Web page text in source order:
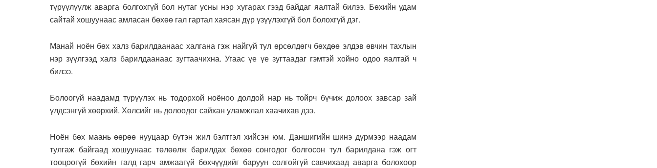
түрүүлүүлж аварга болгохгүй бол нутаг усны нэр хугарах гээд байдаг яалтай билээ. Бөхийн удам
сайтай хошуунаас амласан бөхөө гал гартал хаясан дүр үзүүлэхгүй бол болохгүй дэг.
Манай ноён бөх халз барилдаанаас халгана гэж найгүй тул өрсөлдөгч бөхдөө элдэв өвчин тахлын
нэр зүүлгээд халз барилдаанаас зугтаачихна. Угаас үе үе зугтаадаг гэмтэй хойно одоо яалтай ч
билээ.
Болоогүй наадамд түрүүлэх нь тодорхой ноёноо долдой нар нь тойрч бүчиж долоох завсар зай
үлдсэнгүй хөөрхий. Хөлсийг нь долоодог сайхан уламжлал хаачихав дээ.
Ноён бөх маань өөрөө нууцаар бүтэн жил бэлтгэл хийсэн юм. Даншигийн шинэ дүрмээр наадам
тулгаж байгаад хошуунаас төлөөлж барилдах бөхөө сонгодог болгосон тул барилдана гэж огт
тооцоогүй бөхийн галд гарч амжаагүй бөхчүүдийг баруун солгойгүй савчихаад аварга болохоор